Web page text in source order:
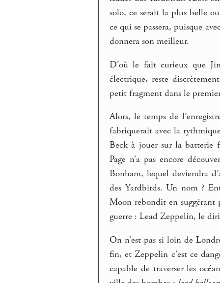
solo, ce serait la plus belle
ce qui se passera, puisque
donnera son meilleur.
D’où le fait curieux que
électrique, reste
petit fragment dans le
Alors, le temps de
fabriquerait avec la
Beck à jouer sur la batterie
Page n’a pas encore
Bonham, lequel deviendra
des Yardbirds. Un nom ?
Moon rebondit en suggérant
guerre : Lead Zeppelin, le
On n’est pas si loin de
fin, et Zeppelin c’est ce
capable de traverser les